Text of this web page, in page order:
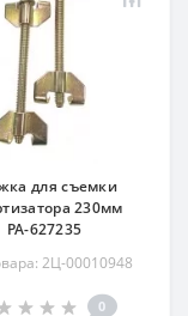
для съемки
230мм
РА-627235
2Ц-00010948
0